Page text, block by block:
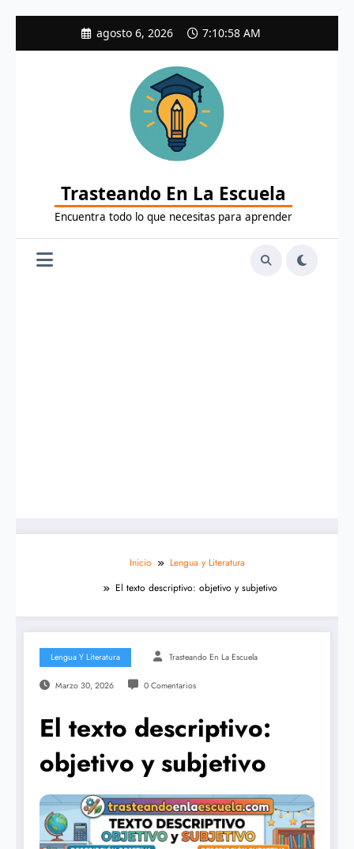
agosto 6, 2026 7:10:59 AM
Trasteando En La Escuela
Encuentra todo lo que necesitas para aprender
Inicio
Lengua y Literatura
El texto descriptivo: objetivo y subjetivo
Lengua Y Literatura Trasteando En La Escuela
Marzo 30, 2026 0 Comentarios
El texto descriptivo:
objetivo y subjetivo